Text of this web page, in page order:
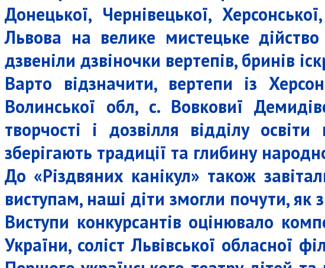
Донецької, Чернівецької,
Львова на велике мистецьке
дзвеніли дзвіночки вертепів, бринів
Варто відзначити, вертепи із
Волинської обл, с. Вовковиї
творчості і дозвілля відділу
зберігають традиції та глибину
До «Різдвяних канікул» також
виступам, наші діти змогли почути, як
Виступи конкурсантів оцінювало
України, соліст Львівської обласної